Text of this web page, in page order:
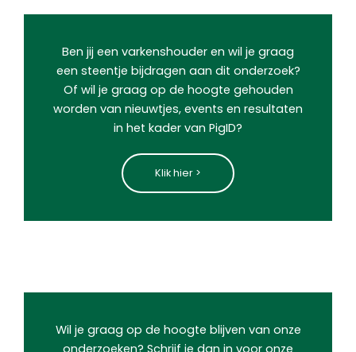
Ben jij een varkenshouder en wil je graag
een steentje bijdragen aan dit onderzoek?
Of wil je graag op de hoogte gehouden
worden van nieuwtjes, events en resultaten
in het kader van PigID?
Klik hier >
Wil je graag op de hoogte blijven van onze
onderzoeken? Schrijf je dan in voor onze